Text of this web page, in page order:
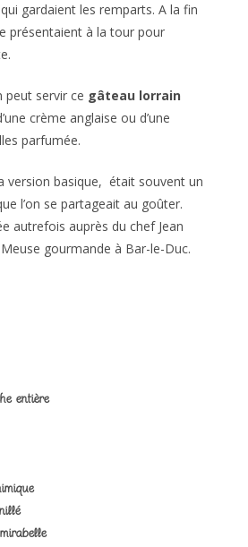
gardaient les remparts. A la fin
présentaient à la tour pour
peut servir ce gâteau lorrain
crème anglaise ou d’une
parfumée.
version basique, était souvent un
l’on se partageait au goûter.
autrefois auprès du chef Jean
gourmande à Bar-le-Duc.
entière